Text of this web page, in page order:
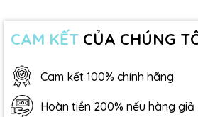
CAM KẾT CỦA CHÚNG
Cam kết 100% chính hãng
Hoàn tiền 200% nếu hàng giả